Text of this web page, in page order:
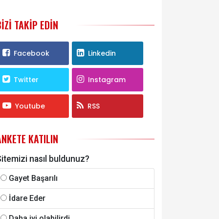
TAKIP EDIN
Facebook Linkedin
Twitter Instagram
Youtube RSS
KATILIN
nasıl buldunuz?
Gayet Başarılı
İdare Eder